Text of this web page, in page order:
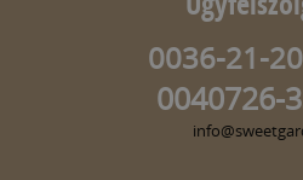
0036-21-
0040726-